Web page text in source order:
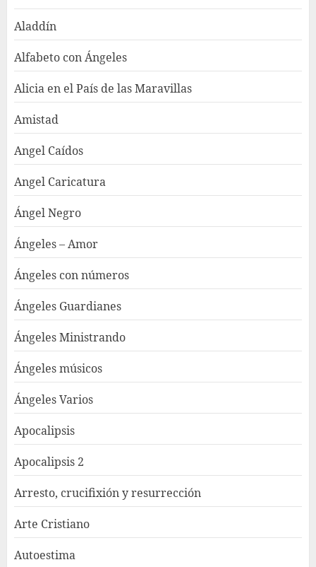
Aladdín
Alfabeto con Ángeles
Alicia en el País de las Maravillas
Amistad
Angel Caídos
Angel Caricatura
Ángel Negro
Ángeles – Amor
Ángeles con números
Ángeles Guardianes
Ángeles Ministrando
Ángeles músicos
Ángeles Varios
Apocalipsis
Apocalipsis 2
Arresto, crucifixión y resurrección
Arte Cristiano
Autoestima